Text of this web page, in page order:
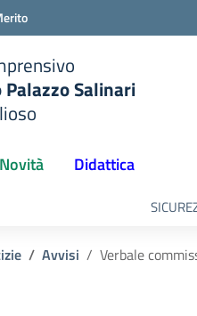
Palazzo Salinari
Novità Didattica
Avvisi Verbale